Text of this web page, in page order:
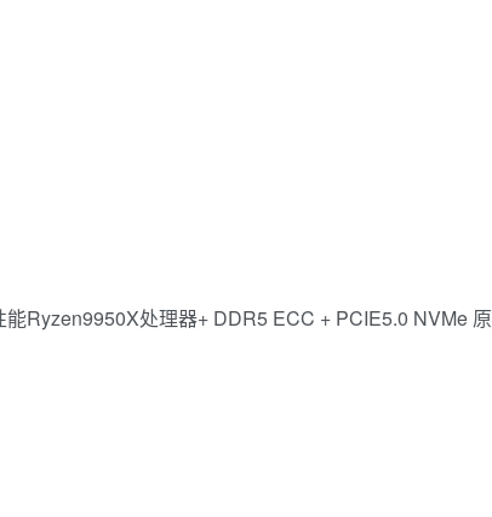
Ryzen9950X处理器+ DDR5 ECC + PCIE5.0 NVMe 原